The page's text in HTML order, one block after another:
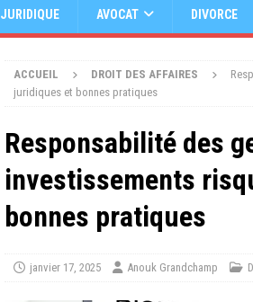
JURIDIQUE AVOCAT DIVORCE
ACCUEIL DROIT DES AFFAIRES
juridiques et bonnes pratiques
Responsabilité des
investissements
bonnes pratiques
janvier 17, 2025 Anouk Grandchamp